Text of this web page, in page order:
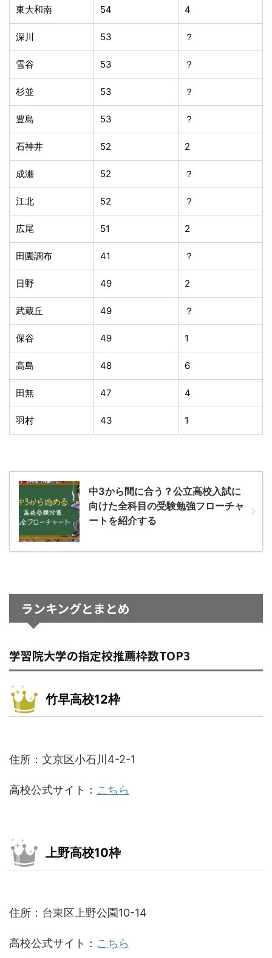
東大和南 54 4
深川 53 ？
雪谷 53 ？
杉並 53 ？
豊島 53 ？
石神井 52 2
成瀬 52 ？
江北 52 ？
広尾 51 2
田園調布 41 ？
日野 49 2
武蔵丘 49 ？
保谷 49 1
高島 48 6
田無 47 4
羽村 43 1
中3から間に合う？公立高校入試に
向けた全科目の受験勉強フローチャ
ートを紹介する
ランキングとまとめ
学習院大学の指定校推薦枠数TOP3
竹早高校12枠
住所：文京区小石川4-2-1
高校公式サイト： こちら
上野高校10枠
住所：台東区上野公園10-14
高校公式サイト： こちら